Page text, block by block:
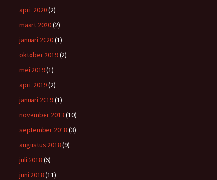
april 2020(2)
maart 2020(2)
januari 2020(1)
oktober 2019(2)
mei 2019(1)
april 2019(2)
januari 2019(1)
november 2018 (10)
september 2018 (3)
augustus 2018 (9)
juli 2018 (6)
juni 2018 (11)